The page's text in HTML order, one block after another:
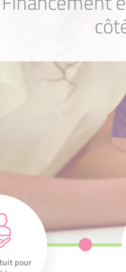
pour
sont à
votre
vos